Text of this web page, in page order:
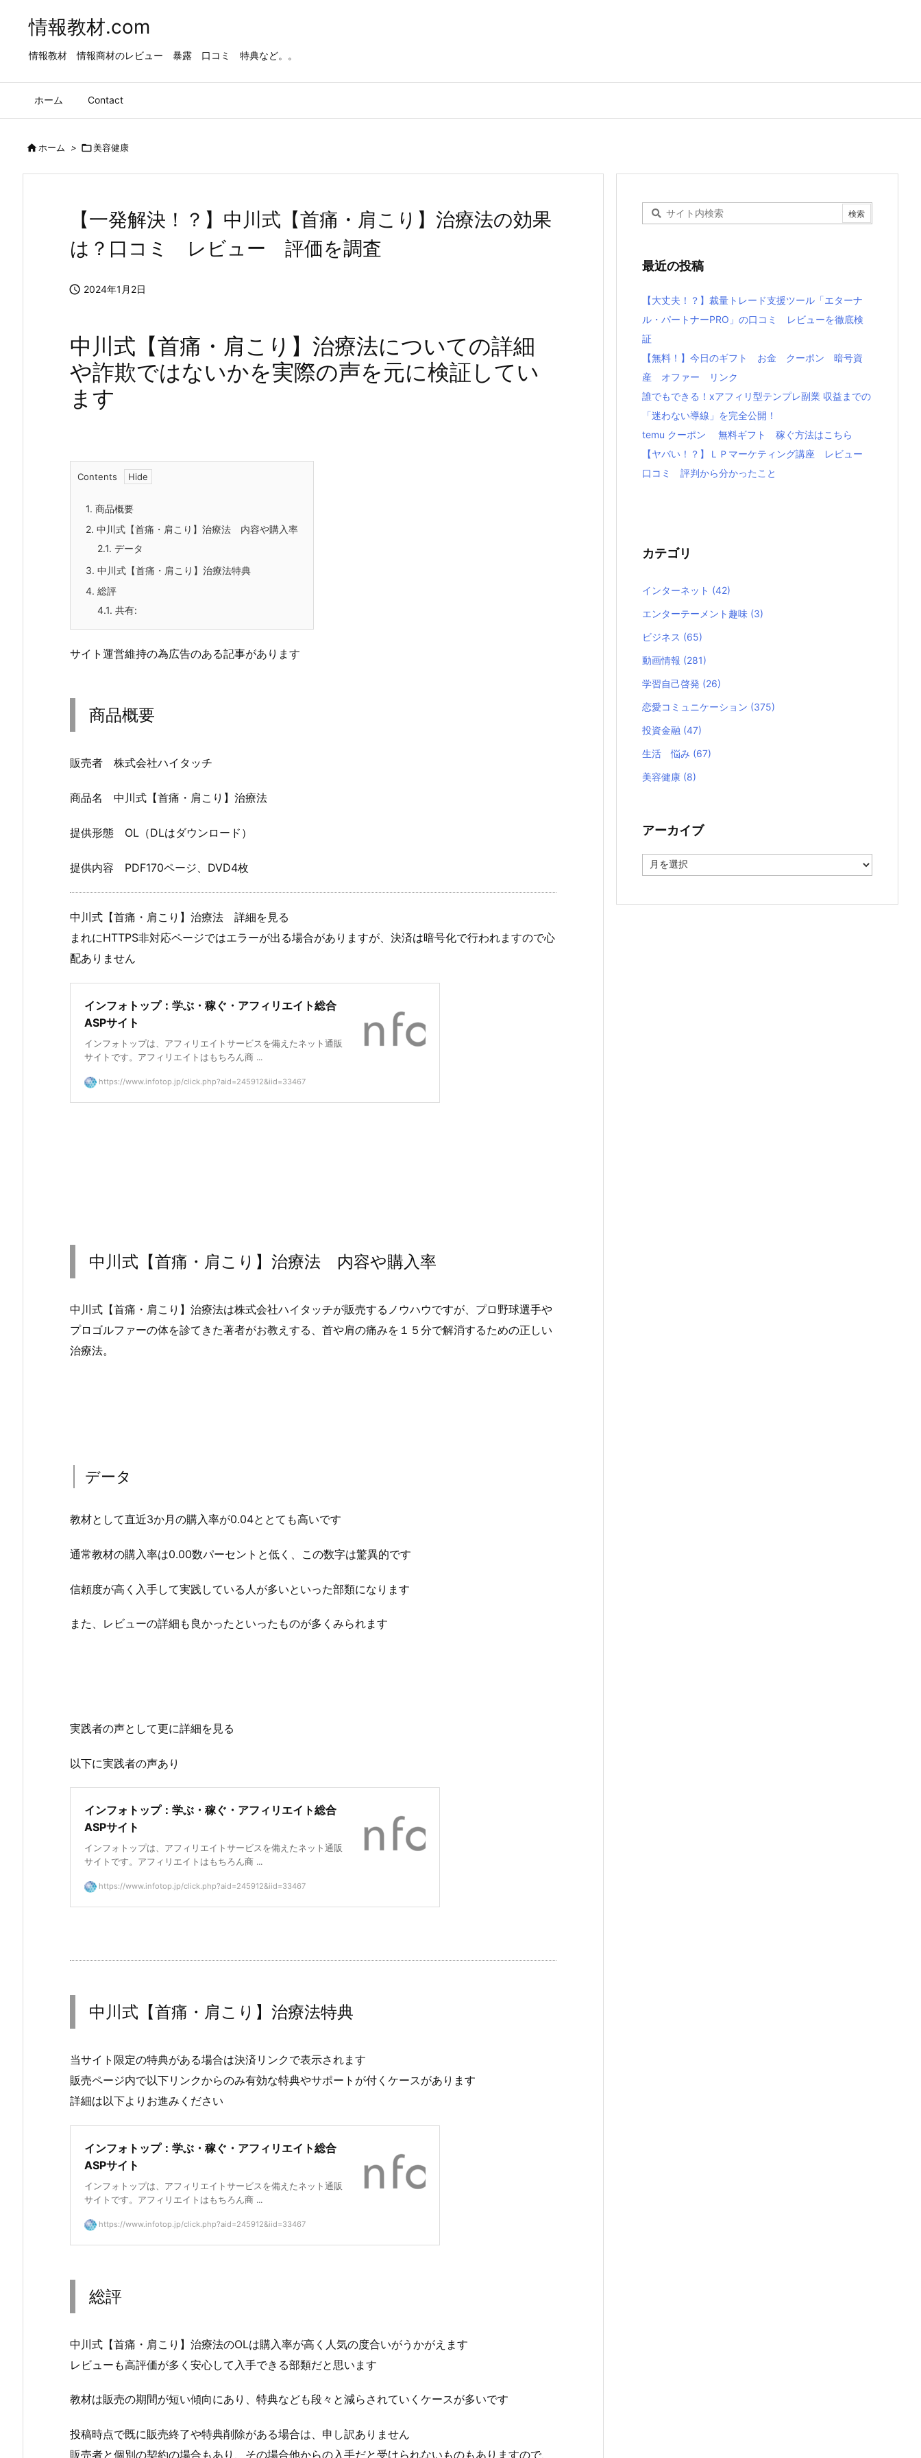
情報教材.com
情報教材 情報商材のレビュー 暴露 口コミ 特典など。。
ホーム Contact
ホーム > 美容健康
【一発解決！？】中川式【首痛・肩こり】治療法の効果
は？口コミ レビュー 評価を調査
 2024年1月2日
中川式【首痛・肩こり】治療法についての詳細
や詐欺ではないかを実際の声を元に検証してい
ます
Contents
1. 商品概要
2. 中川式【首痛・肩こり】治療法 内容や購入率
2.1. データ
3. 中川式【首痛・肩こり】治療法特典
4. 総評
4.1. 共有:
サイト運営維持の為広告のある記事があります
商品概要
販売者 株式会社ハイタッチ
商品名 中川式【首痛・肩こり】治療法
提供形態 OL（DLはダウンロード）
提供内容 PDF170ページ、DVD4枚
中川式【首痛・肩こり】治療法 詳細を見る
まれにHTTPS非対応ページではエラーが出る場合がありますが、決済は暗号化で行われますので心
配ありません
インフォトップ：学ぶ・稼ぐ・アフィリエイト総合
ASPサイト
インフォトップは、アフィリエイトサービスを備えたネット通販
サイトです。アフィリエイトはもちろん商 ...
https://www.infotop.jp/click.php?aid=245912&iid=33467
中川式【首痛・肩こり】治療法 内容や購入率
中川式【首痛・肩こり】治療法は株式会社ハイタッチが販売するノウハウですが、プロ野球選手や
プロゴルファーの体を診てきた著者がお教えする、首や肩の痛みを１５分で解消するための正しい
治療法。
データ
教材として直近3か月の購入率が0.04ととても高いです
通常教材の購入率は0.00数パーセントと低く、この数字は驚異的です
信頼度が高く入手して実践している人が多いといった部類になります
また、レビューの詳細も良かったといったものが多くみられます
実践者の声として更に詳細を見る
以下に実践者の声あり
インフォトップ：学ぶ・稼ぐ・アフィリエイト総合
ASPサイト
インフォトップは、アフィリエイトサービスを備えたネット通販
サイトです。アフィリエイトはもちろん商 ...
https://www.infotop.jp/click.php?aid=245912&iid=33467
中川式【首痛・肩こり】治療法特典
当サイト限定の特典がある場合は決済リンクで表示されます
販売ページ内で以下リンクからのみ有効な特典やサポートが付くケースがあります
詳細は以下よりお進みください
インフォトップ：学ぶ・稼ぐ・アフィリエイト総合
ASPサイト
インフォトップは、アフィリエイトサービスを備えたネット通販
サイトです。アフィリエイトはもちろん商 ...
https://www.infotop.jp/click.php?aid=245912&iid=33467
総評
中川式【首痛・肩こり】治療法のOLは購入率が高く人気の度合いがうかがえます
レビューも高評価が多く安心して入手できる部類だと思います
教材は販売の期間が短い傾向にあり、特典なども段々と減らされていくケースが多いです
投稿時点で既に販売終了や特典削除がある場合は、申し訳ありません
販売者と個別の契約の場合もあり、その場合他からの入手だと受けられないものもありますので、
最近の投稿
【大丈夫！？】裁量トレード支援ツール「エターナ
ル・パートナーPRO」の口コミ レビューを徹底検
証
【無料！】今日のギフト お金 クーポン 暗号資
産 オファー リンク
誰でもできる！xアフィリ型テンプレ副業 収益までの
「迷わない導線」を完全公開！
temu クーポン 無料ギフト 稼ぐ方法はこちら
【ヤバい！？】ＬＰマーケティング講座 レビュー
口コミ 評判から分かったこと
カテゴリ
インターネット (42)
エンターテーメント趣味 (3)
ビジネス (65)
動画情報 (281)
学習自己啓発 (26)
恋愛コミュニケーション (375)
投資金融 (47)
生活 悩み (67)
美容健康 (8)
アーカイブ
ー